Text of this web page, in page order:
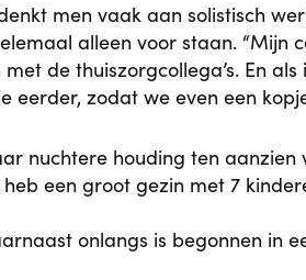
men vaak aan solistisch
alleen voor staan.
de thuiszorgcollega’s. En
eerder, zodat we even een
nuchtere houding ten
een groot gezin met 7
onlangs is begonnen in